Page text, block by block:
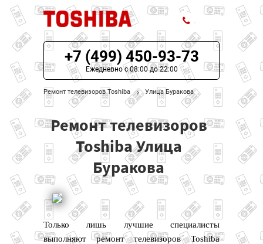
ЦЕНЫ НА РЕМОНТ
О СЕРВИСЕ
МОДЕЛИ TOSHIBA
НАШИ КОНТАКТЫ
+7 (499) 450-93-73
Ежедневно с 08:00 до 22:00
Ремонт телевизоров Toshiba Улица Буракова
Ремонт телевизоров
Toshiba Улица
Буракова
Только лишь лучшие специалисты
выполняют ремонт телевизоров Toshiba